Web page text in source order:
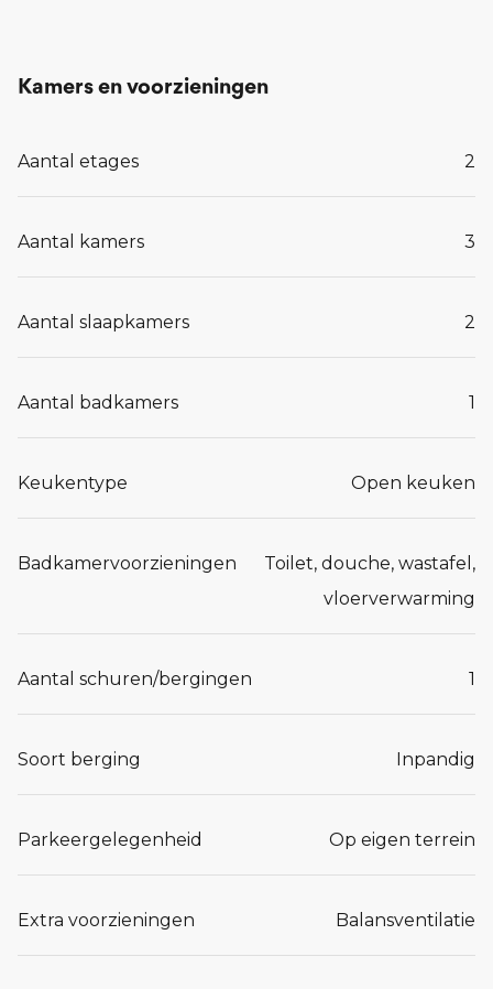
Kamers en voorzieningen
Aantal etages 2
Aantal kamers 3
Aantal slaapkamers 2
Aantal badkamers 1
Keukentype Open keuken
Badkamervoorzieningen
Toilet, douche, wastafel,
vloerverwarming
Aantal schuren/bergingen 1
Soort berging Inpandig
Parkeergelegenheid Op eigen terrein
Extra voorzieningen Balansventilatie